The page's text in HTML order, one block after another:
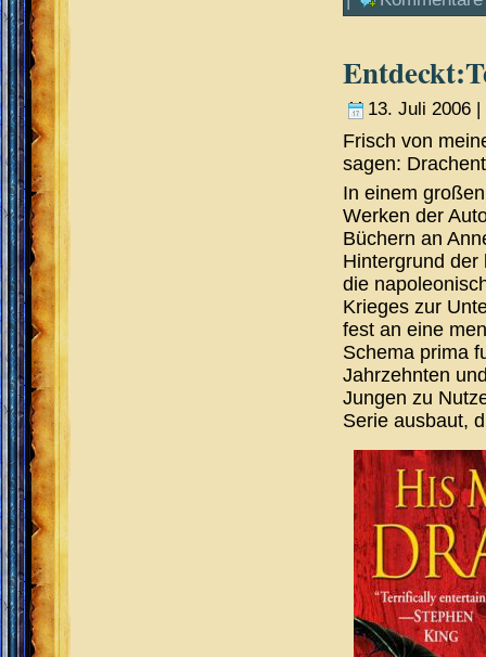
13. Juli 2006 |
Frisch von
sagen:
In einem
Werken der
Büchern an
Hintergrund der
die
Krieges zur
fest an eine
Schema prima
Jahrzehnten
Jungen zu
Serie ausbaut,